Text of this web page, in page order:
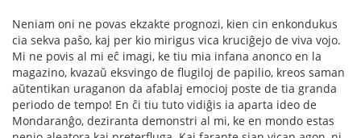
Neniam oni ne povas ekzakte prognozi, kien cin enkondukus
cia sekva paŝo, kaj per kio mirigus vica kruciĝejo de viva vojo.
Mi ne povis al mi eĉ imagi, ke tiu mia infana anonco en la
magazino, kvazaŭ eksvingo de flugiloj de papilio, kreos saman
aŭtentikan uraganon da afablaj emocioj poste de tia granda
periodo de tempo! En ĉi tiu tuto vidiĝis ia aparta ideo de
Mondaranĝo, deziranta demonstri al mi, ke en mondo estas